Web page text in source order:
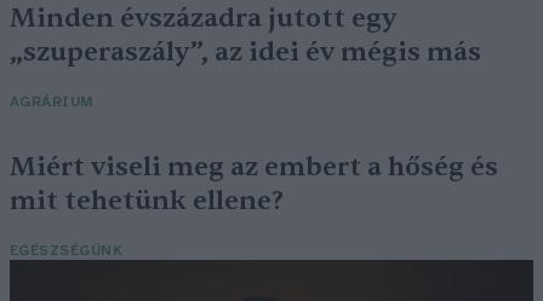
Minden évszázadra jutott egy
„szuperaszály”, az idei év mégis más
AGRÁRIUM
Miért viseli meg az embert a hőség és
mit tehetünk ellene?
EGÉSZSÉGÜNK